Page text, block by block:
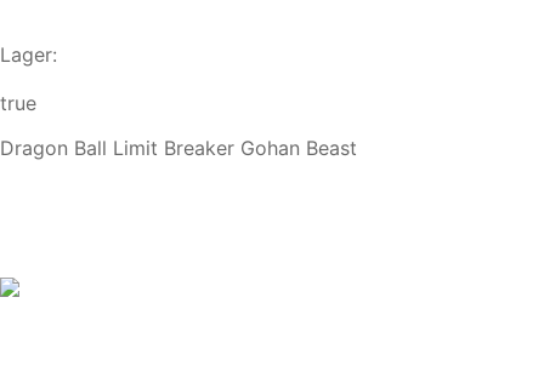
Lager:
true
Dragon Ball Limit Breaker Gohan Beast